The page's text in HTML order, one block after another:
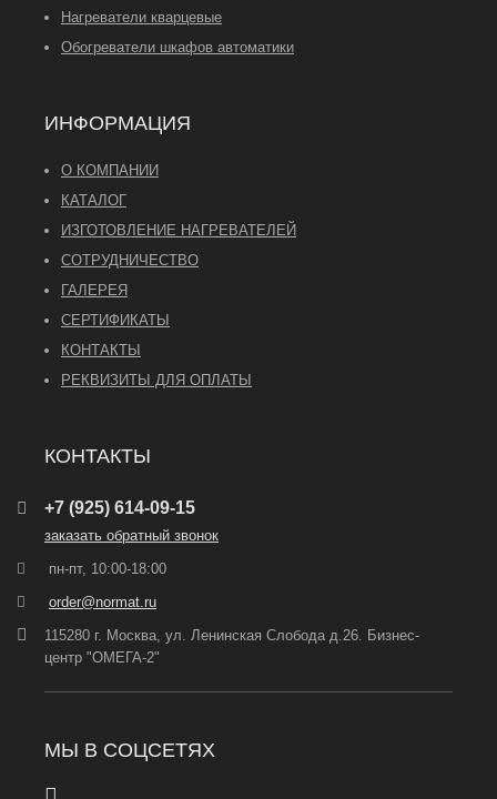
Нагреватели кварцевые
Обогреватели шкафов автоматики
ИНФОРМАЦИЯ
О КОМПАНИИ
КАТАЛОГ
ИЗГОТОВЛЕНИЕ НАГРЕВАТЕЛЕЙ
СОТРУДНИЧЕСТВО
ГАЛЕРЕЯ
СЕРТИФИКАТЫ
КОНТАКТЫ
РЕКВИЗИТЫ ДЛЯ ОПЛАТЫ
КОНТАКТЫ
+7 (925) 614-09-15
заказать обратный звонок
пн-пт, 10:00-18:00
order@normat.ru
115280 г. Москва, ул. Ленинская Слобода д.26. Бизнес-
центр "ОМЕГА-2"
МЫ В СОЦСЕТЯХ